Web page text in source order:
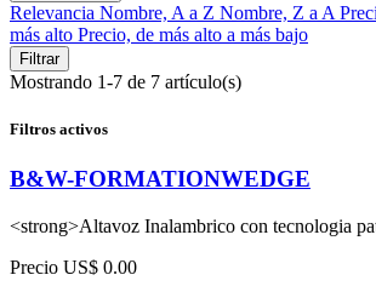
Relevancia Nombre, A a Z Nombre, Z a A
más alto Precio, de más alto a más bajo
Filtrar
Mostrando 1-7 de 7 artículo(s)
Filtros activos
B&W-FORMATIONWEDGE
<strong>Altavoz Inalambrico con tecnologia
Precio US$ 0.00